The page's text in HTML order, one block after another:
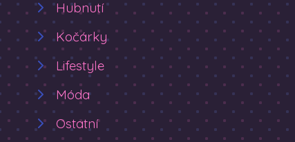
Hubnutí
Kočárky
Lifestyle
Móda
Ostatní